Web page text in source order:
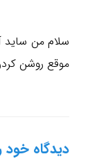
سلام من ساید
موقع روشن
دیدگاه‌ خود